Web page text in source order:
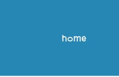
home
home